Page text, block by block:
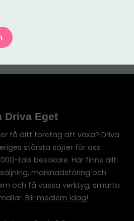
Driva Eget
få ditt företag att växa? Driva
största sajter för oss
tals besökare. Här finns allt
marknadsföring och
och få vassa verktyg, smarta
Blir medlem idag!